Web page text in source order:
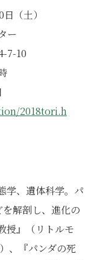
（土）
ー
7-10
2018tori.h
学、遺体科学。パ
を解剖し、進化の
授』（リトルモ
、『パンダの死